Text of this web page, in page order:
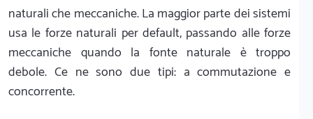
naturali che meccaniche. La maggior parte dei sistemi
usa le forze naturali per default, passando alle forze
meccaniche quando la fonte naturale è troppo
debole. Ce ne sono due tipi: a commutazione e
concorrente.